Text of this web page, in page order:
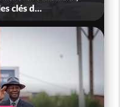
clés d...